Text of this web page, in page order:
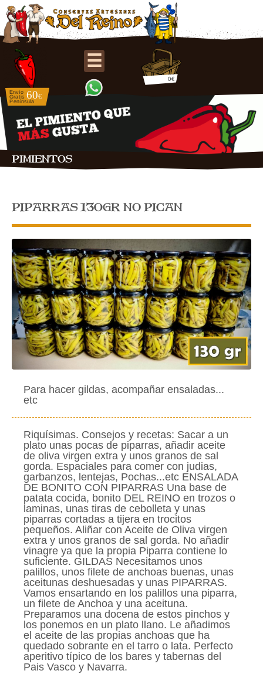
0€
☰
PIMIENTOS
PIPARRAS 130GR NO PICAN
Para hacer gildas, acompañar ensaladas...
etc
Riquísimas. Consejos y recetas: Sacar a un
plato unas pocas de piparras, añadir aceite
de oliva virgen extra y unos granos de sal
gorda. Espaciales para comer con judias,
garbanzos, lentejas, Pochas...etc ENSALADA
DE BONITO CON PIPARRAS Una base de
patata cocida, bonito DEL REINO en trozos o
laminas, unas tiras de cebolleta y unas
piparras cortadas a tijera en trocitos
pequeños. Aliñar con Aceite de Oliva virgen
extra y unos granos de sal gorda. No añadir
vinagre ya que la propia Piparra contiene lo
suficiente. GILDAS Necesitamos unos
palillos, unos filete de anchoas buenas, unas
aceitunas deshuesadas y unas PIPARRAS.
Vamos ensartando en los palillos una piparra,
un filete de Anchoa y una aceituna.
Preparamos una docena de estos pinchos y
los ponemos en un plato llano. Le añadimos
el aceite de las propias anchoas que ha
quedado sobrante en el tarro o lata. Perfecto
aperitivo típico de los bares y tabernas del
Pais Vasco y Navarra.